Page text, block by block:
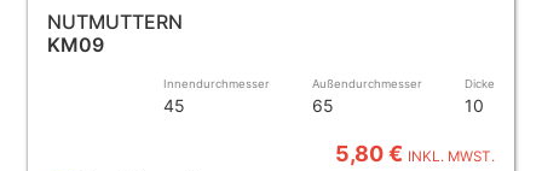
NUTMUTTERN
KM09
Innendurchmesser
45
Außendurchmesser
65
Dicke
10
5,80 € INKL. MWST.